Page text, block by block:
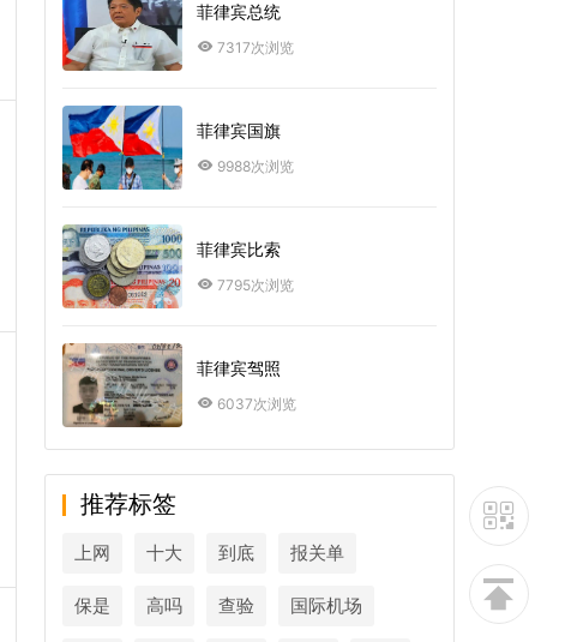
菲律宾总统
7317次浏览
菲律宾国旗
9988次浏览
菲律宾比索
7795次浏览
菲律宾驾照
6037次浏览
推荐标签
上网 十大 到底 报关单
保是 高吗 查验 国际机场